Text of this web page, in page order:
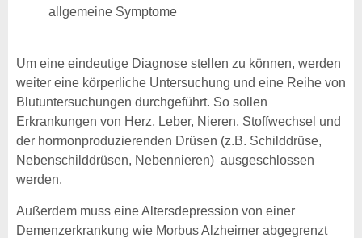
allgemeine Symptome
Um eine eindeutige Diagnose stellen zu können, werden
weiter eine körperliche Untersuchung und eine Reihe von
Blutuntersuchungen durchgeführt. So sollen
Erkrankungen von Herz, Leber, Nieren, Stoffwechsel und
der hormonproduzierenden Drüsen (z.B. Schilddrüse,
Nebenschilddrüsen, Nebennieren) ausgeschlossen
werden.
Außerdem muss eine Altersdepression von einer
Demenzerkrankung wie Morbus Alzheimer abgegrenzt